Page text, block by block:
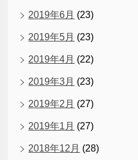
2019年6月 (23)
2019年5月 (23)
2019年4月 (22)
2019年3月 (23)
2019年2月 (27)
2019年1月 (27)
2018年12月 (28)